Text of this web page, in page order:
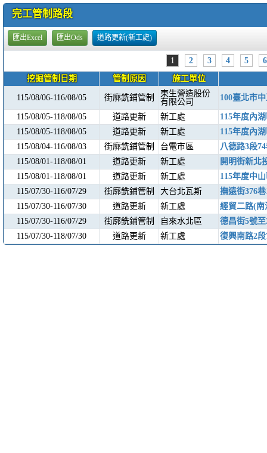
完工管制路段
1 2 3 4 5
6
挖掘管制日期
管制原因 施工單位
115/08/06-116/08/05 街廓銑鋪管制
東生營造股份
有限公司
100臺北市
115/08/05-118/08/05 道路更新 新工處
115年度內
115/08/05-118/08/05
道路更新 新工處
115年度內
115/08/04-116/08/03
街廓銑鋪管制 台電市區
八德路3段
115/08/01-118/08/01
道路更新 新工處
開明街新北
115/08/01-118/08/01
道路更新 新工處
115年度中
115/07/30-116/07/29
街廓銑鋪管制 大台北瓦斯
撫遠街376
115/07/30-116/07/30
道路更新 新工處
經貿二路(南
115/07/30-116/07/29
街廓銑鋪管制 自來水北區
德昌街5號至
115/07/30-118/07/30
道路更新 新工處 復興南路2